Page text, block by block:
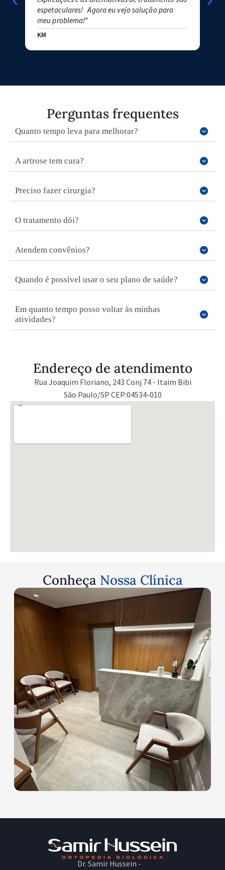
espetaculares! Agora eu vejo solução para
meu problema!”
KM
Perguntas frequentes
Quanto tempo leva para melhorar?
A artrose tem cura?
Preciso fazer cirurgia?
O tratamento dói?
Atendem convênios?
Quando é possível usar o seu plano de saúde?
Em quanto tempo posso voltar às minhas
atividades?
Endereço de atendimento
Rua Joaquim Floriano, 243 Conj 74 - Itaim Bibi
São Paulo/SP CEP:04534-010
Conheça Nossa Clínica
Dr. Samir Hussein -